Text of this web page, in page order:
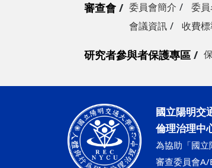
審查會 委員會簡介 委
會議資訊
收費
研究者參與者保護專區
國立陽明交
倫理治理中
為協助「國立
審查委員會